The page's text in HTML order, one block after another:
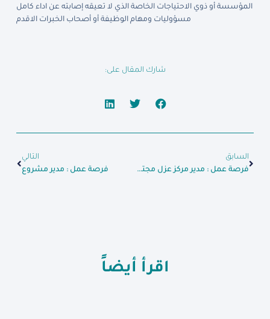
المؤسسة أو ذوي الاحتياجات الخاصة الذي لا تعيقه إصابته عن اداء كامل
مسؤوليات ومهام الوظيفة أو أصحاب الخبرات الاقدم
شارك المقال على:
السابق
فرصة عمل : مدير مركز عزل مجتمعي
التالي
فرصة عمل : مدير مشروع
اقرأ أيضاً